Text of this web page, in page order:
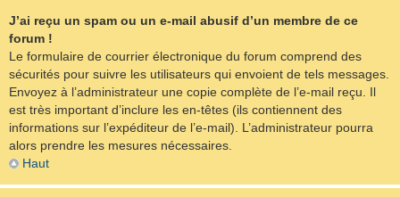
J’ai reçu un spam ou un e-mail abusif d’un membre de ce
forum !
Le formulaire de courrier électronique du forum comprend des
sécurités pour suivre les utilisateurs qui envoient de tels messages.
Envoyez à l’administrateur une copie complète de l’e-mail reçu. Il
est très important d’inclure les en-têtes (ils contiennent des
informations sur l’expéditeur de l’e-mail). L’administrateur pourra
alors prendre les mesures nécessaires.
Haut